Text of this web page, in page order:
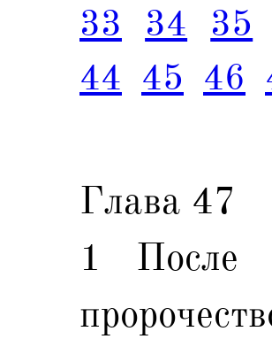
33
34 35
44 45 46
Глава 47
1 После